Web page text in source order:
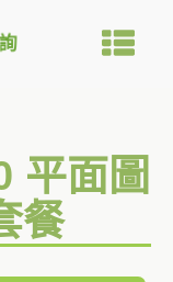
平面圖
餐